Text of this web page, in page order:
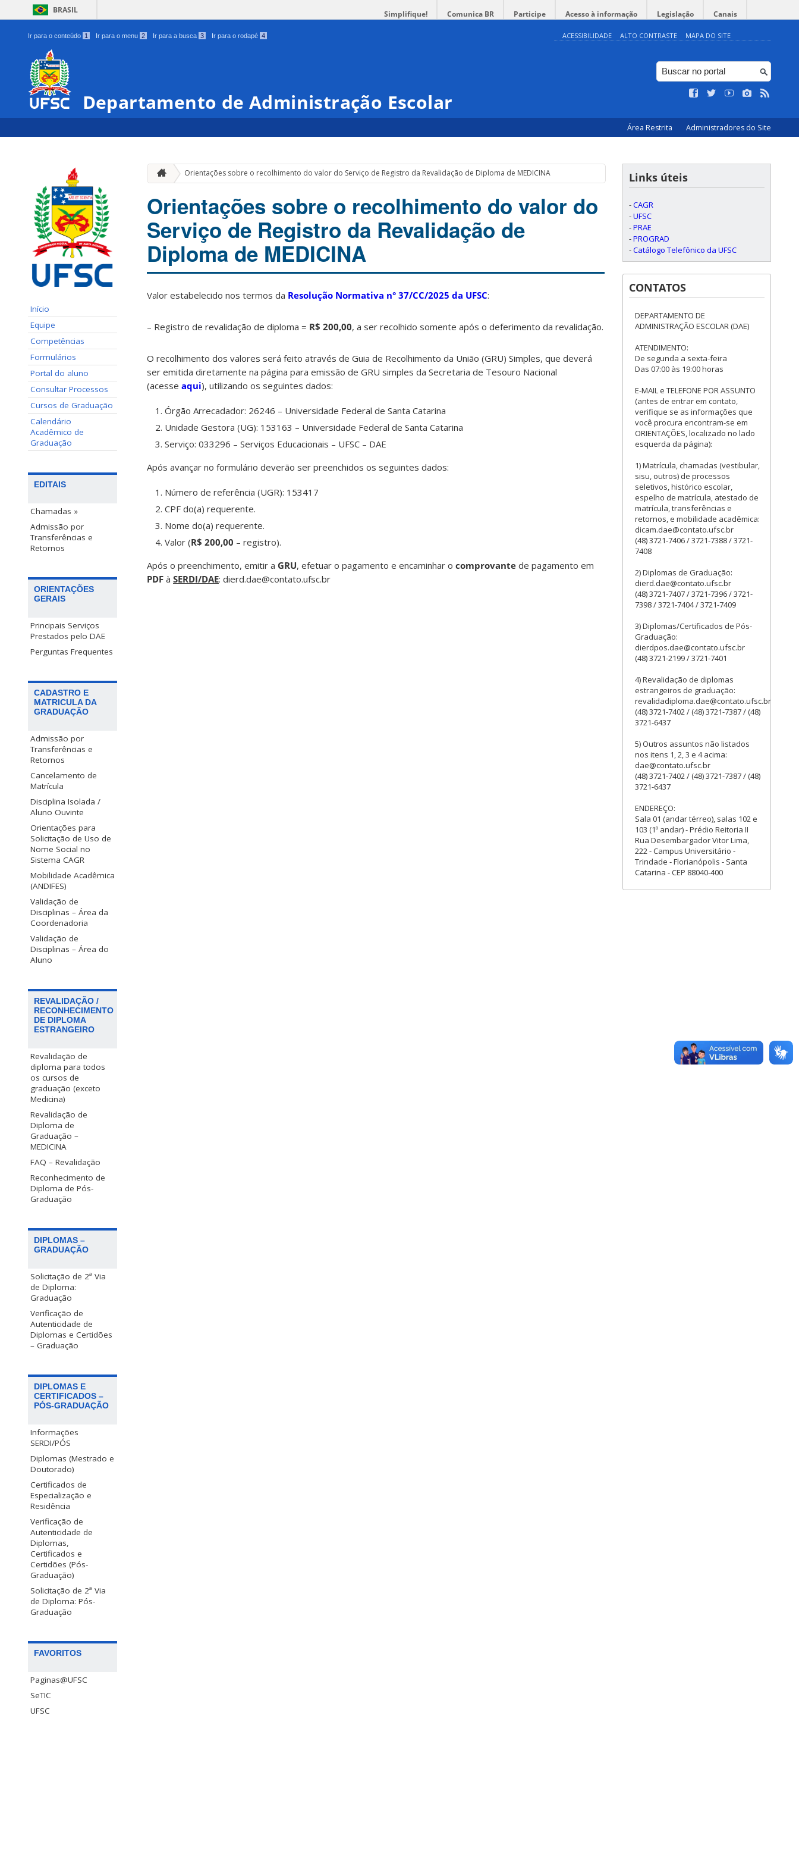
BRASIL Simplifique! Comunica BR Participe Acesso à informação Legislação Canais
Ir para o conteúdo 1 Ir para o menu 2 Ir para a busca 3 Ir para o rodapé 4 ACESSIBILIDADE ALTO CONTRASTE MAPA DO SITE
Departamento de Administração Escolar
Área Restrita Administradores do Site
Início
Equipe
Competências
Formulários
Portal do aluno
Consultar Processos
Cursos de Graduação
Calendário
Acadêmico de
Graduação
EDITAIS
Chamadas »
Admissão por
Transferências e
Retornos
ORIENTAÇÕES
GERAIS
Principais Serviços
Prestados pelo DAE
Perguntas Frequentes
CADASTRO E
MATRICULA DA
GRADUAÇÃO
Admissão por
Transferências e
Retornos
Cancelamento de
Matrícula
Disciplina Isolada /
Aluno Ouvinte
Orientações para
Solicitação de Uso de
Nome Social no
Sistema CAGR
Mobilidade Acadêmica
(ANDIFES)
Validação de
Disciplinas – Área da
Coordenadoria
Validação de
Disciplinas – Área do
Aluno
REVALIDAÇÃO /
RECONHECIMENTO
DE DIPLOMA
ESTRANGEIRO
Revalidação de
diploma para todos
os cursos de
graduação (exceto
Medicina)
Revalidação de
Diploma de
Graduação –
MEDICINA
FAQ – Revalidação
Reconhecimento de
Diploma de Pós-
Graduação
DIPLOMAS –
GRADUAÇÃO
Solicitação de 2ª Via
de Diploma:
Graduação
Verificação de
Autenticidade de
Diplomas e Certidões
– Graduação
DIPLOMAS E
CERTIFICADOS –
PÓS-GRADUAÇÃO
Informações
SERDI/PÓS
Diplomas (Mestrado e
Doutorado)
Certificados de
Especialização e
Residência
Verificação de
Autenticidade de
Diplomas,
Certificados e
Certidões (Pós-
Graduação)
Solicitação de 2ª Via
de Diploma: Pós-
Graduação
FAVORITOS
Paginas@UFSC
SeTIC
UFSC
Orientações sobre o recolhimento do valor do Serviço de Registro da Revalidação de Diploma de MEDICINA
Orientações sobre o recolhimento do valor do
Serviço de Registro da Revalidação de
Diploma de MEDICINA
Valor estabelecido nos termos da Resolução Normativa n° 37/CC/2025 da UFSC:
– Registro de revalidação de diploma = R$ 200,00, a ser recolhido somente após o deferimento da revalidação.
O recolhimento dos valores será feito através de Guia de Recolhimento da União (GRU) Simples, que deverá
ser emitida diretamente na página para emissão de GRU simples da Secretaria de Tesouro Nacional
(acesse aqui), utilizando os seguintes dados:
Órgão Arrecadador: 26246 – Universidade Federal de Santa Catarina
Unidade Gestora (UG): 153163 – Universidade Federal de Santa Catarina
Serviço: 033296 – Serviços Educacionais – UFSC – DAE
Após avançar no formulário deverão ser preenchidos os seguintes dados:
Número de referência (UGR): 153417
CPF do(a) requerente.
Nome do(a) requerente.
Valor (R$ 200,00 – registro).
Após o preenchimento, emitir a GRU, efetuar o pagamento e encaminhar o comprovante de pagamento em
PDF à SERDI/DAE: dierd.dae@contato.ufsc.br
Links úteis
-CAGR
-UFSC
-PRAE
-PROGRAD
-Catálogo Telefônico da UFSC
CONTATOS
DEPARTAMENTO DE
ADMINISTRAÇÃO ESCOLAR (DAE)
ATENDIMENTO:
De segunda a sexta-feira
Das 07:00 às 19:00 horas
E-MAIL e TELEFONE POR ASSUNTO
(antes de entrar em contato,
verifique se as informações que
você procura encontram-se em
ORIENTAÇÕES, localizado no lado
esquerda da página):
1) Matrícula, chamadas (vestibular,
sisu, outros) de processos
seletivos, histórico escolar,
espelho de matrícula, atestado de
matrícula, transferências e
retornos, e mobilidade acadêmica:
dicam.dae@contato.ufsc.br
(48) 3721-7406 / 3721-7388 / 3721-
7408
2) Diplomas de Graduação:
dierd.dae@contato.ufsc.br
(48) 3721-7407 / 3721-7396 / 3721-
7398 / 3721-7404 / 3721-7409
3) Diplomas/Certificados de Pós-
Graduação:
dierdpos.dae@contato.ufsc.br
(48) 3721-2199 / 3721-7401
4) Revalidação de diplomas
estrangeiros de graduação:
revalidadiploma.dae@contato.ufsc.br
(48) 3721-7402 / (48) 3721-7387 / (48)
3721-6437
5) Outros assuntos não listados
nos itens 1, 2, 3 e 4 acima:
dae@contato.ufsc.br
(48) 3721-7402 / (48) 3721-7387 / (48)
3721-6437
ENDEREÇO:
Sala 01 (andar térreo), salas 102 e
103 (1º andar) - Prédio Reitoria II
Rua Desembargador Vitor Lima,
222 - Campus Universitário -
Trindade - Florianópolis - Santa
Catarina - CEP 88040-400